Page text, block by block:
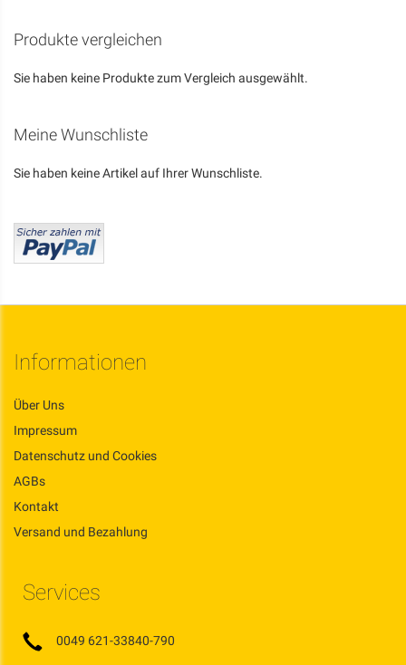
Produkte vergleichen
Sie haben keine Produkte zum Vergleich ausgewählt.
Meine Wunschliste
Sie haben keine Artikel auf Ihrer Wunschliste.
Informationen
Über Uns
Impressum
Datenschutz und Cookies
AGBs
Kontakt
Versand und Bezahlung
Services
0049 621-33840-790